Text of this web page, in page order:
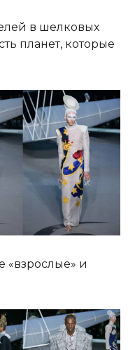
в шелковых
планет, которые
«взрослые» и